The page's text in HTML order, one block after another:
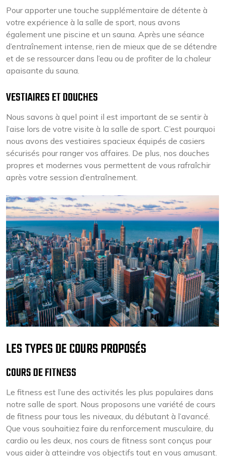
Pour apporter une touche supplémentaire de détente à
votre expérience à la salle de sport, nous avons
également une piscine et un sauna. Après une séance
d’entraînement intense, rien de mieux que de se détendre
et de se ressourcer dans l’eau ou de profiter de la chaleur
apaisante du sauna.
VESTIAIRES ET DOUCHES
Nous savons à quel point il est important de se sentir à
l’aise lors de votre visite à la salle de sport. C’est pourquoi
nous avons des vestiaires spacieux équipés de casiers
sécurisés pour ranger vos affaires. De plus, nos douches
propres et modernes vous permettent de vous rafraîchir
après votre session d’entraînement.
LES TYPES DE COURS PROPOSÉS
COURS DE FITNESS
Le fitness est l’une des activités les plus populaires dans
notre salle de sport. Nous proposons une variété de cours
de fitness pour tous les niveaux, du débutant à l’avancé.
Que vous souhaitiez faire du renforcement musculaire, du
cardio ou les deux, nos cours de fitness sont conçus pour
vous aider à atteindre vos objectifs tout en vous amusant.